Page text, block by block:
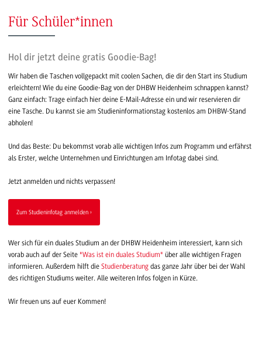
Für Schüler*innen
Hol dir jetzt deine gratis Goodie-Bag!
Wir haben die Taschen vollgepackt mit coolen Sachen, die dir den Start ins Studium
erleichtern! Wie du eine Goodie-Bag von der DHBW Heidenheim schnappen kannst?
Ganz einfach: Trage einfach hier deine E-Mail-Adresse ein und wir reservieren dir
eine Tasche. Du kannst sie am Studieninformationstag kostenlos am DHBW-Stand
abholen!
Und das Beste: Du bekommst vorab alle wichtigen Infos zum Programm und erfährst
als Erster, welche Unternehmen und Einrichtungen am Infotag dabei sind.
Jetzt anmelden und nichts verpassen!
Zum Studieninfotag anmelden
Wer sich für ein duales Studium an der DHBW Heidenheim interessiert, kann sich
vorab auch auf der Seite "Was ist ein duales Studium" über alle wichtigen Fragen
informieren. Außerdem hilft die Studienberatung das ganze Jahr über bei der Wahl
des richtigen Studiums weiter. Alle weiteren Infos folgen in Kürze.
Wir freuen uns auf euer Kommen!